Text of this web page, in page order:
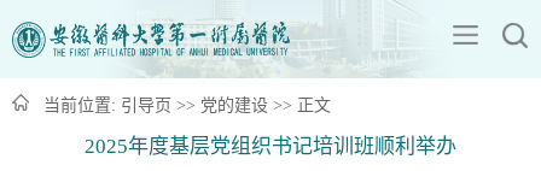
当前位置: 引导页 >> 党的建设 >> 正文
2025年度基层党组织书记培训班顺利举办